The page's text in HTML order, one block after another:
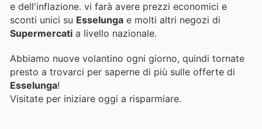
e dell'inflazione. vi farà avere prezzi economici e
sconti unici su Esselunga e molti altri negozi di
Supermercati a livello nazionale.
Abbiamo nuove volantino ogni giorno, quindi tornate
presto a trovarci per saperne di più sulle offerte di
Esselunga!
Visitate per iniziare oggi a risparmiare.